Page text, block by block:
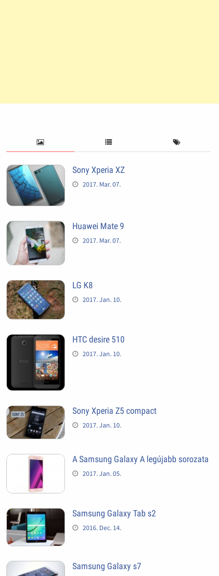
Sony Xperia XZ
2017. Mar. 07.
Huawei Mate 9
2017. Mar. 07.
LG K8
2017. Jan. 10.
HTC desire 510
2017. Jan. 10.
Sony Xperia Z5 compact
2017. Jan. 10.
A Samsung Galaxy A legújabb sorozata
2017. Jan. 05.
Samsung Galaxy Tab s2
2016. Dec. 14.
Samsung Galaxy s7